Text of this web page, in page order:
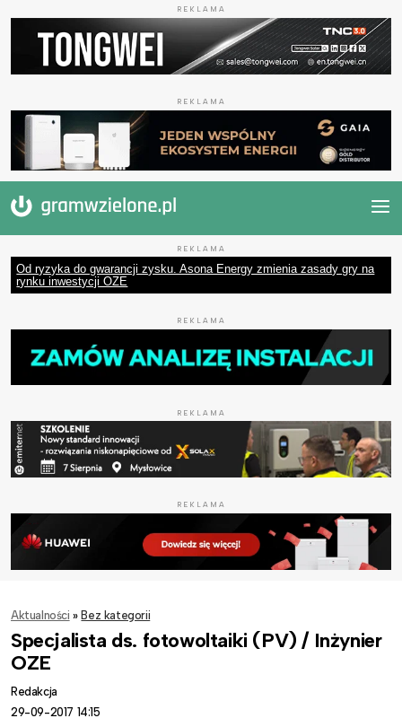
REKLAMA
REKLAMA
REKLAMA
Od ryzyka do gwarancji zysku. Asona Energy zmienia zasady gry na
rynku inwestycji OZE
REKLAMA
REKLAMA
REKLAMA
Aktualności » Bez kategorii
Specjalista ds. fotowoltaiki (PV) / Inżynier
OZE
Redakcja
29-09-2017 14:15